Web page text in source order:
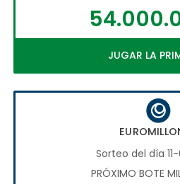
JUGAR LA
Sorteo del día
PRÓXIMO BOTE